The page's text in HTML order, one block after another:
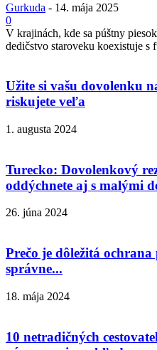
Gurkuda - 14. mája 2025
0
V krajinách, kde sa púštny
dedičstvo staroveku koexistuje
Užite si vašu dovolenku
riskujete veľa
1. augusta 2024
Turecko: Dovolenkový
oddýchnete aj s malými
26. júna 2024
Prečo je dôležitá
správne...
18. mája 2024
10 netradičných